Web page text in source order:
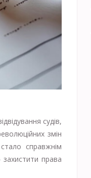
судів,
змін
справжнім
права